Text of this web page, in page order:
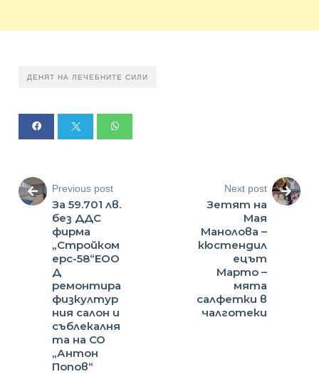
ДЕНЯТ НА ЛЕЧЕБНИТЕ СИЛИ
Previous post
За 59.701 лв.
без ДДС
фирма
„Стройком
ерс-58“ЕОО
Д
ремонтира
физкултур
ния салон и
съблекалня
та на СО
„Антон
Попов“
Next post
Зетят на
Мая
Манолова –
кюстендил
ецът
Марто –
мята
салфетки в
чалготеки